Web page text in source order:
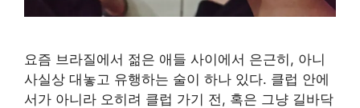
요즘 브라질에서 젊은 애들 사이에서 은근히, 아니
사실상 대놓고 유행하는 술이 하나 있다. 클럽 안에
서가 아니라 오히려 클럽 가기 전, 혹은 그냥 길바닥